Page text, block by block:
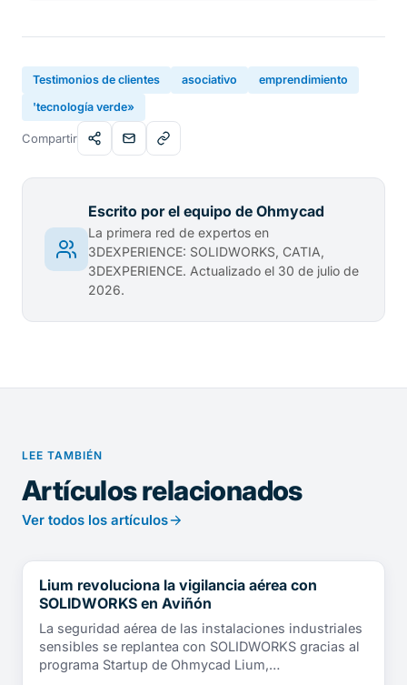
Testimonios de clientes asociativo
emprendimiento
'tecnología verde»
Compartir
Escrito por el equipo de Ohmycad
La primera red de expertos en
3DEXPERIENCE: SOLIDWORKS, CATIA,
3DEXPERIENCE. Actualizado el 30 de julio de
2026.
LEE TAMBIÉN
Artículos relacionados
Ver todos los artículos
TESTIMONIOS DE CLIENTES
Lium revoluciona la vigilancia aérea con
SOLIDWORKS en Aviñón
La seguridad aérea de las instalaciones industriales
sensibles se replantea con SOLIDWORKS gracias al
programa Startup de Ohmycad Lium,…